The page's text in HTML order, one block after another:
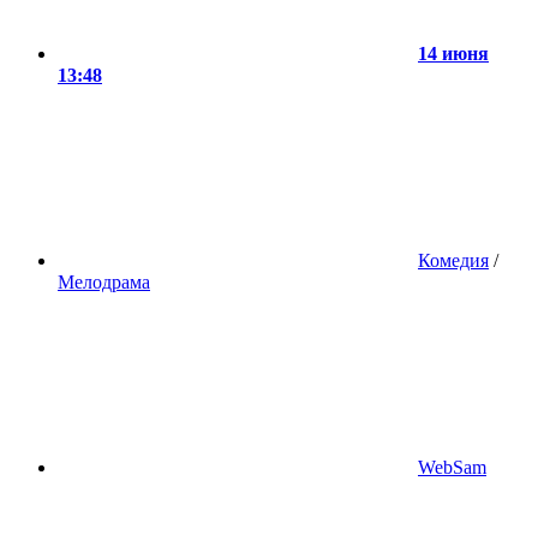
14 июня
13:48
Комедия /
Мелодрама
WebSam